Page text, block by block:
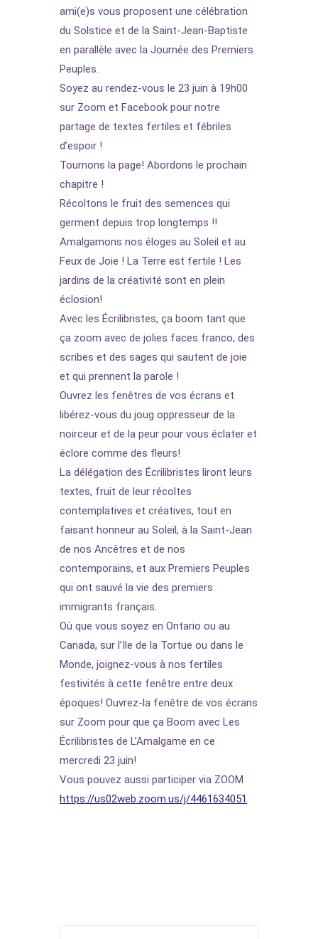
ami(e)s vous proposent une célébration
du Solstice et de la Saint-Jean-Baptiste
en parallèle avec la Journée des Premiers
Peuples.
Soyez au rendez-vous le 23 juin à 19h00
sur Zoom et Facebook pour notre
partage de textes fertiles et fébriles
d’espoir !
Tournons la page! Abordons le prochain
chapitre !
Récoltons le fruit des semences qui
germent depuis trop longtemps !!
Amalgamons nos éloges au Soleil et au
Feux de Joie ! La Terre est fertile ! Les
jardins de la créativité sont en plein
éclosion!
Avec les Écrilibristes, ça boom tant que
ça zoom avec de jolies faces franco, des
scribes et des sages qui sautent de joie
et qui prennent la parole !
Ouvrez les fenêtres de vos écrans et
libérez-vous du joug oppresseur de la
noirceur et de la peur pour vous éclater et
éclore comme des fleurs!
La délégation des Écrilibristes liront leurs
textes, fruit de leur récoltes
contemplatives et créatives, tout en
faisant honneur au Soleil, à la Saint-Jean
de nos Ancêtres et de nos
contemporains, et aux Premiers Peuples
qui ont sauvé la vie des premiers
immigrants français.
Où que vous soyez en Ontario ou au
Canada, sur l’Ile de la Tortue ou dans le
Monde, joignez-vous à nos fertiles
festivités à cette fenêtre entre deux
époques! Ouvrez-la fenêtre de vos écrans
sur Zoom pour que ça Boom avec Les
Écrilibristes de L’Amalgame en ce
mercredi 23 juin!
Vous pouvez aussi participer via ZOOM
https://us02web.zoom.us/j/4461634051